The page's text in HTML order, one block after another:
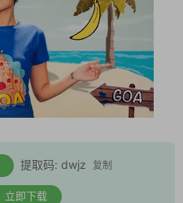
提取码: dwjz 复制
立即下载